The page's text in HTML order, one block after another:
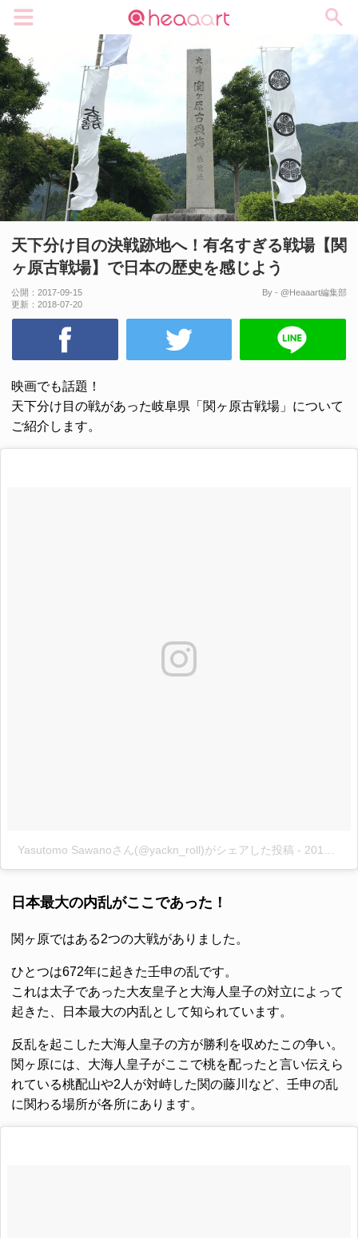
天下分け目の決戦跡地へ！有名すぎる戦場【関
ヶ原古戦場】で日本の歴史を感じよう
公開： 2017-09-15
更新： 2018-07-20
By - @Heaaart編集部
映画でも話題！
天下分け目の戦があった岐阜県 「関ヶ原古戦場」 について
ご紹介します。
Yasutomo Sawanoさん(@yackn_roll)がシェアした投稿 - 2017 6月 9 10:56午後 PDT
日本最大の内乱がここであった！
関ヶ原ではある2つの大戦がありました。
ひとつは672年に起きた壬申の乱です。
これは太子であった大友皇子と大海人皇子の対立によって
起きた、
日本最大の内乱として知られています。
反乱を起こした大海人皇子の方が勝利を収めたこの争い。
関ヶ原には、大海人皇子がここで桃を配ったと言い伝えら
れている桃配山や2人が対峙した関の藤川 など、壬申の乱
に関わる場所が各所にあります。